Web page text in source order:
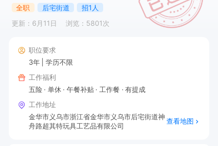
全职 后宅街道
招1人
更新：6月11日
浏览：5801次
职位要求
3年
学历不限
工作福利
五险
单休 午餐补贴 工作餐
有提成
工作地址
金华市义乌市浙江省金华市义乌市后宅街道神
舟路超其特玩具工艺品有限公司
查看地图